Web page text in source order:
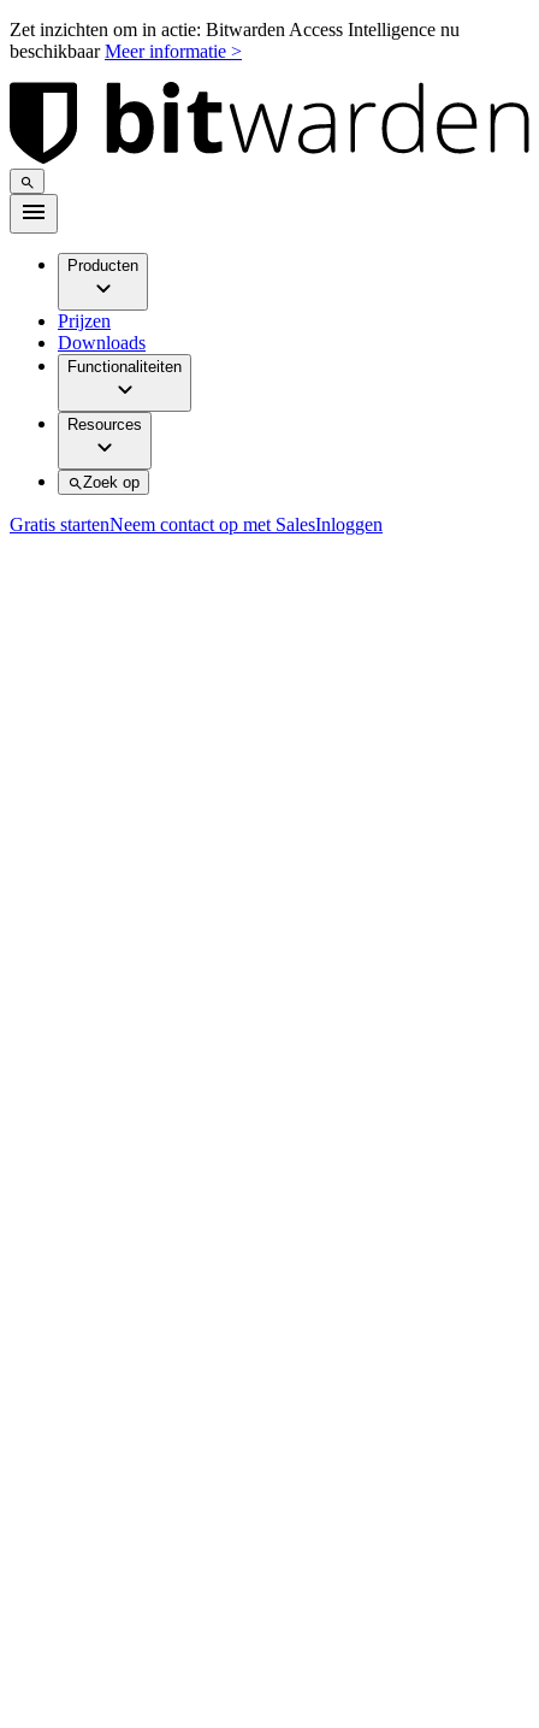
Zet inzichten om in actie: Bitwarden Access Intelligence nu
beschikbaarMeer informatie >
Producten
Prijzen
Downloads
Functionaliteiten
Resources
Zoek op
Gratis startenNeem contact op met SalesInloggen